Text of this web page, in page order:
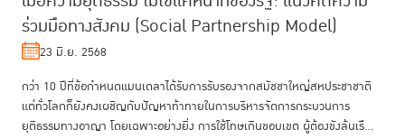
ร่วมมือทางสังคม (Social Partnership Model)
23 มิ.ย. 2568
กว่า 10 ปีที่ข้อกำหนดแมนเดลาได้รับการรับรองจากสมัชชาใหญ่สหประชาชาติ
แต่ทั่วโลกก็ยังคงเผชิญกับปัญหาท้าทายในการบริหารจัดการกระบวนการ
ยุติธรรมทางอาญา โดยเฉพาะอย่างยิ่ง การใช้โทษเกินขอบเขต ผู้ต้องขังล้นเรื...